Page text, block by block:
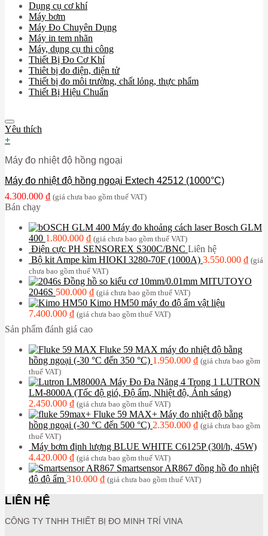
Dụng cụ cơ khí
Máy bơm
Máy Đo Chuyên Dụng
Máy in tem nhãn
Máy, dụng cụ thi công
Thiết Bị Đo Cơ Khí
Thiêt bị đo điện, điện tử
Thiết bị đo môi trường, chất lỏng, thực phẩm
Thiết Bị Hiệu Chuẩn
Yêu thích
+
Máy đo nhiệt độ hồng ngoại
Máy đo nhiệt độ hồng ngoại Extech 42512 (1000°C)
4.300.000 ₫ (giá chưa bao gồm thuế VAT)
Bán chạy
Máy đo khoảng cách laser Bosch GLM
400 1.800.000 ₫ (giá chưa bao gồm thuế VAT)
Điện cực PH SENSOREX S300C/BNC Liên hệ
Bộ kit Ampe kìm HIOKI 3280-70F (1000A) 3.550.000 ₫ (giá
chưa bao gồm thuế VAT)
Đồng hồ so kiểu cơ 10mm/0.01mm MITUTOYO
2046S 500.000 ₫ (giá chưa bao gồm thuế VAT)
Kimo HM50 máy đo độ ẩm vật liệu
7.400.000 ₫ (giá chưa bao gồm thuế VAT)
Sản phẩm đánh giá cao
Fluke 59 MAX máy đo nhiệt độ bằng
hồng ngoại (-30 °C đến 350 °C) 1.950.000 ₫ (giá chưa bao gồm
thuế VAT)
Máy Đo Đa Năng 4 Trong 1 LUTRON
LM-8000A (Tốc độ gió, Độ ẩm, Nhiệt độ, Ánh sáng)
2.450.000 ₫ (giá chưa bao gồm thuế VAT)
Fluke 59 MAX+ Máy đo nhiệt độ bằng
hồng ngoại (-30 °C đến 500 °C) 2.350.000 ₫ (giá chưa bao gồm
thuế VAT)
Máy bơm định lượng BLUE WHITE C6125P (30l/h, 45W)
4.420.000 ₫ (giá chưa bao gồm thuế VAT)
Smartsensor AR867 đồng hồ đo nhiệt
độ độ ẩm 310.000 ₫ (giá chưa bao gồm thuế VAT)
LIÊN HỆ
CÔNG TY TNHH THIẾT BỊ ĐO MINH TRÍ VINA